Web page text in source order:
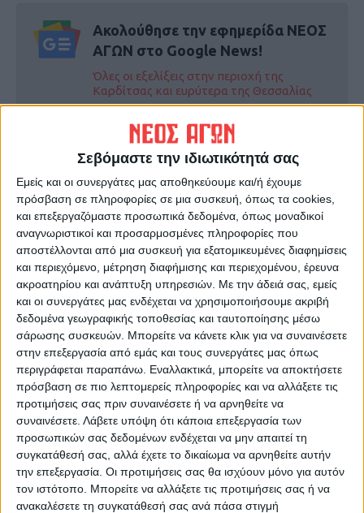
Σεβόμαστε την ιδιωτικότητά σας
Εμείς και οι συνεργάτες μας αποθηκεύουμε και/ή έχουμε
πρόσβαση σε πληροφορίες σε μια συσκευή, όπως τα cookies,
και επεξεργαζόμαστε προσωπικά δεδομένα, όπως μοναδικοί
αναγνωριστικοί και προσαρμοσμένες πληροφορίες που
αποστέλλονται από μια συσκευή για εξατομικευμένες διαφημίσεις
και περιεχόμενο, μέτρηση διαφήμισης και περιεχομένου, έρευνα
ακροατηρίου και ανάπτυξη υπηρεσιών. Με την άδειά σας, εμείς
και οι συνεργάτες μας ενδέχεται να χρησιμοποιήσουμε ακριβή
δεδομένα γεωγραφικής τοποθεσίας και ταυτοποίησης μέσω
σάρωσης συσκευών. Μπορείτε να κάνετε κλικ για να συναινέσετε
στην επεξεργασία από εμάς και τους συνεργάτες μας όπως
περιγράφεται παραπάνω. Εναλλακτικά, μπορείτε να αποκτήσετε
πρόσβαση σε πιο λεπτομερείς πληροφορίες και να αλλάξετε τις
προτιμήσεις σας πριν συναινέσετε ή να αρνηθείτε να
συναινέσετε. Λάβετε υπόψη ότι κάποια επεξεργασία των
προσωπικών σας δεδομένων ενδέχεται να μην απαιτεί τη
συγκατάθεσή σας, αλλά έχετε το δικαίωμα να αρνηθείτε αυτήν
την επεξεργασία. Οι προτιμήσεις σας θα ισχύουν μόνο για αυτόν
τον ιστότοπο. Μπορείτε να αλλάξετε τις προτιμήσεις σας ή να
ανακαλέσετε τη συγκατάθεσή σας ανά πάσα στιγμή
Ακολούθησε την εφημερίδα ΝΕΟΣ
ΑΓΩΝ στο Google News!
Όλες οι εξελίξεις στην περιοχή της
Καρδίτσας και ευρύτερα της Θεσσαλίας
ΠΡΟΗΓΟΥΜΕΝΟ ΑΡΘΡΟ
Στενεύουν τα χρονικά
περιθώρια για τα Σχέδια
Βελτίωσης στη Θεσσαλία
Μαρσάρουν τα τρακτέρ οι
Λαρισαίοι και ετοιμάζονται
με τους Καρδιτσιώτες για
πανθεσσαλικό μπλόκο κα οι
αγρότες της Λάρισας
ΝΕΟΣ ΑΓΩΝ
https://neosagon.gr
Η Αρχαιότερη Καθημερινή Πρωινή Εφημερίδα της Καρδίτσας